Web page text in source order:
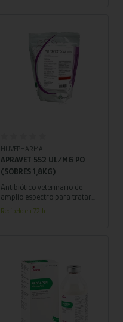
bactericida efectiva!
HUVEPHARMA
APRAVET 552 UL/MG PO
(SOBRES 1,8KG)
Antibiótico veterinario de
amplio espectro para tratar
infecciones entéricas por E.
coli y colibacilosis. ¡Asegura la
Recíbelo en 72 h.